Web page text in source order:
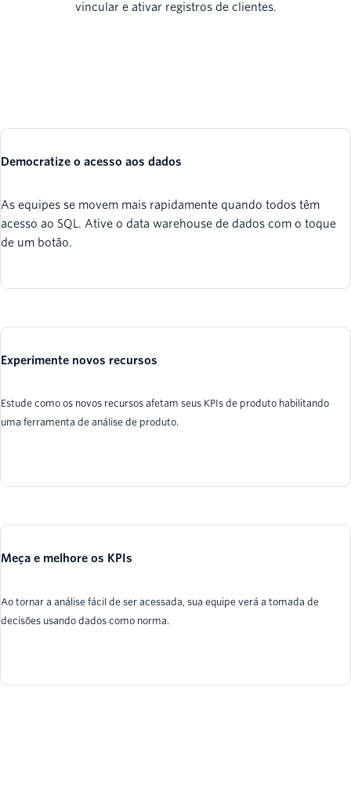
vincular e ativar registros de clientes.
Democratize o acesso aos dados
As equipes se movem mais rapidamente quando todos têm
acesso ao SQL. Ative o data warehouse de dados com o toque
de um botão.
Experimente novos recursos
Estude como os novos recursos afetam seus KPIs de produto habilitando
uma ferramenta de análise de produto.
Meça e melhore os KPIs
Ao tornar a análise fácil de ser acessada, sua equipe verá a tomada de
decisões usando dados como norma.